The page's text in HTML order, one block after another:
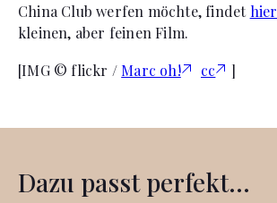
China Club werfen möchte, findet hier
kleinen, aber feinen Film.
[IMG © flickr / Marc oh! cc ]
Dazu passt perfekt...